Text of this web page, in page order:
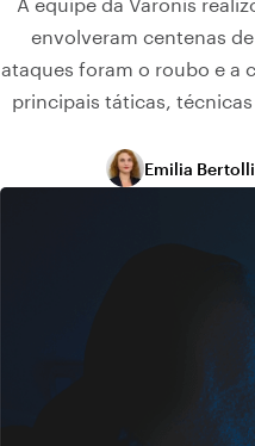
envolveram centenas
ataques foram o roubo e a
principais táticas,
Emilia Bertolli